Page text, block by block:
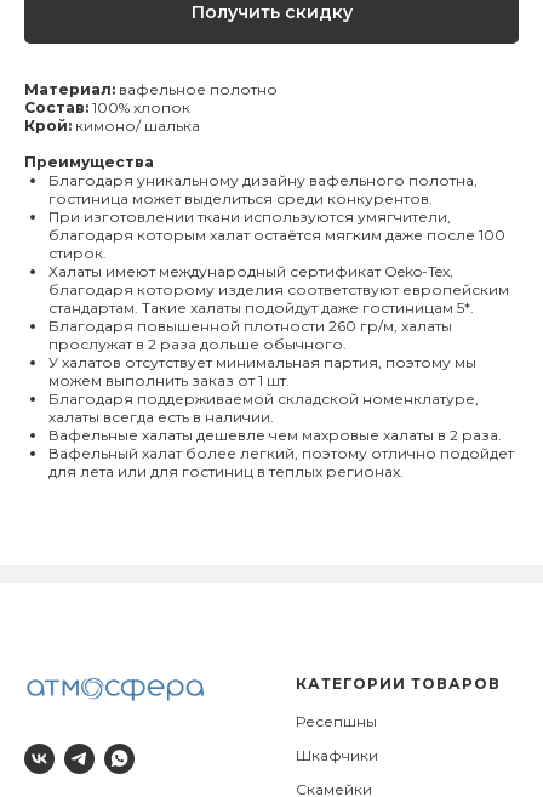
Получить скидку
Материал: вафельное полотно
Состав: 100% хлопок
Крой: кимоно/ шалька
Преимущества
Благодаря уникальному дизайну вафельного полотна,
гостиница может выделиться среди конкурентов.
При изготовлении ткани используются умягчители,
благодаря которым халат остаётся мягким даже после 100
стирок.
Халаты имеют международный сертификат Oeko-Tex,
благодаря которому изделия соответствуют европейским
стандартам. Такие халаты подойдут даже гостиницам 5*.
Благодаря повышенной плотности 260 гр/м, халаты
прослужат в 2 раза дольше обычного.
У халатов отсутствует минимальная партия, поэтому мы
можем выполнить заказ от 1 шт.
Благодаря поддерживаемой складской номенклатуре,
халаты всегда есть в наличии.
Вафельные халаты дешевле чем махровые халаты в 2 раза.
Вафельный халат более легкий, поэтому отлично подойдет
для лета или для гостиниц в теплых регионах.
КАТЕГОРИИ ТОВАРОВ
Ресепшны
Шкафчики
Скамейки